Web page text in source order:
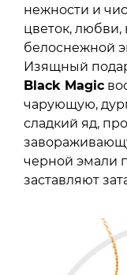
нежности и
цветок,
белоснежной
Изящный
Black Magic
чарующую,
сладкий яд,
черной эмали
заставляют